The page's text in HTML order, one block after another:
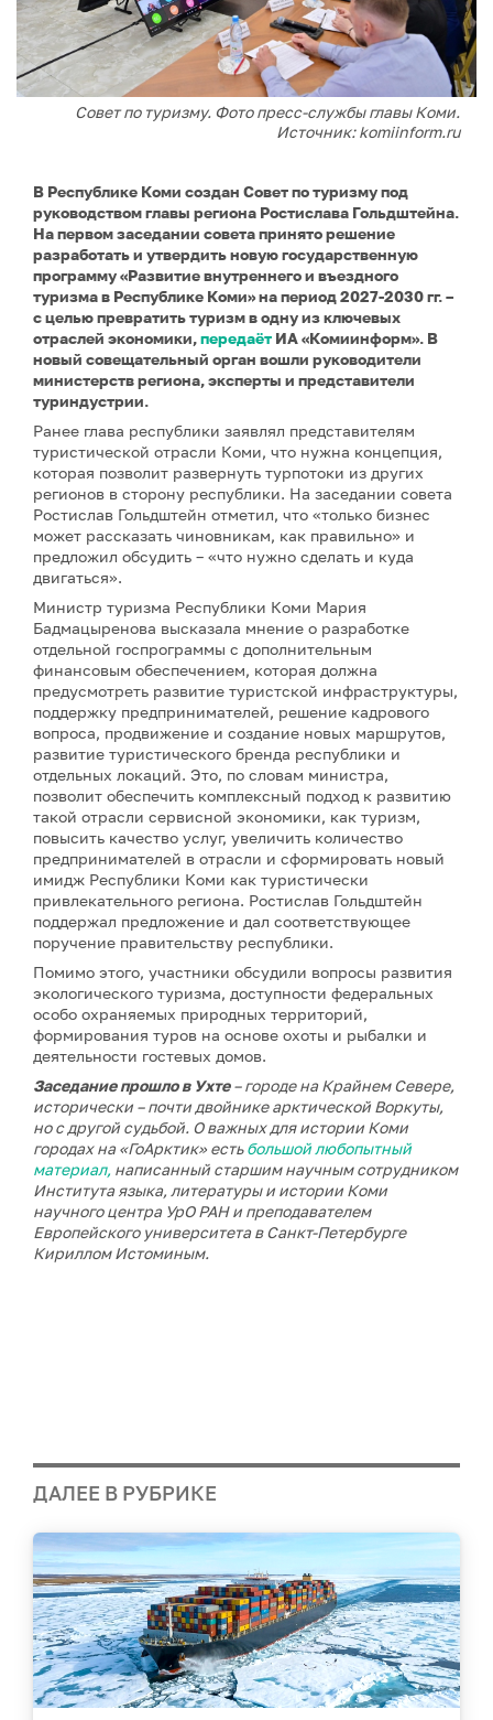
Совет по туризму. Фото пресс-службы главы Коми.
Источник: komiinform.ru
В Республике Коми создан Совет по туризму под
руководством главы региона Ростислава Гольдштейна.
На первом заседании совета принято решение
разработать и утвердить новую государственную
программу «Развитие внутреннего и въездного
туризма в Республике Коми» на период 2027-2030 гг. –
с целью превратить туризм в одну из ключевых
отраслей экономики,передаёт ИА «Комиинформ». В
новый совещательный орган вошли руководители
министерств региона, эксперты и представители
туриндустрии.
Ранее глава республики заявлял представителям
туристической отрасли Коми, что нужна концепция,
которая позволит развернуть турпотоки из других
регионов в сторону республики. На заседании совета
Ростислав Гольдштейн отметил, что «только бизнес
может рассказать чиновникам, как правильно» и
предложил обсудить – «что нужно сделать и куда
двигаться».
Министр туризма Республики Коми Мария
Бадмацыренова высказала мнение о разработке
отдельной госпрограммы с дополнительным
финансовым обеспечением, которая должна
предусмотреть развитие туристской инфраструктуры,
поддержку предпринимателей, решение кадрового
вопроса, продвижение и создание новых маршрутов,
развитие туристического бренда республики и
отдельных локаций. Это, по словам министра,
позволит обеспечить комплексный подход к развитию
такой отрасли сервисной экономики, как туризм,
повысить качество услуг, увеличить количество
предпринимателей в отрасли и сформировать новый
имидж Республики Коми как туристически
привлекательного региона. Ростислав Гольдштейн
поддержал предложение и дал соответствующее
поручение правительству республики.
Помимо этого, участники обсудили вопросы развития
экологического туризма, доступности федеральных
особо охраняемых природных территорий,
формирования туров на основе охоты и рыбалки и
деятельности гостевых домов.
Заседание прошло в Ухте– городе на Крайнем Севере,
исторически – почти двойнике арктической Воркуты,
но с другой судьбой. О важных для истории Коми
городах на «ГоАрктик» естьбольшой любопытный
материал, написанный старшим научным сотрудником
Института языка, литературы и истории Коми
научного центра УрО РАН и преподавателем
Европейского университета в Санкт-Петербурге
Кириллом Истоминым.
ДАЛЕЕ В РУБРИКЕ